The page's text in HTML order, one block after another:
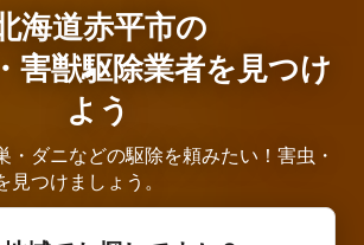
海道赤平市の
害獣駆除業者を見つけ
よう
・ダニなどの駆除を頼みたい！害虫・
つけましょう。